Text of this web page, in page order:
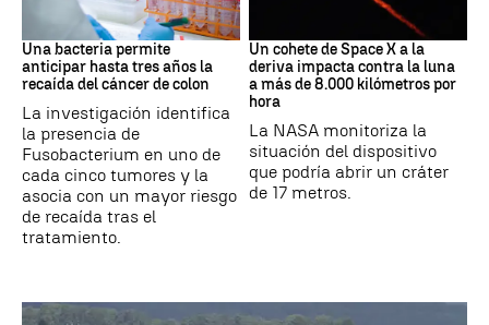
Una bacteria permite
anticipar hasta tres años la
recaída del cáncer de colon
La investigación identifica
la presencia de
Fusobacterium en uno de
cada cinco tumores y la
asocia con un mayor riesgo
de recaída tras el
tratamiento.
Un cohete de Space X a la
deriva impacta contra la luna
a más de 8.000 kilómetros por
hora
La NASA monitoriza la
situación del dispositivo
que podría abrir un cráter
de 17 metros.